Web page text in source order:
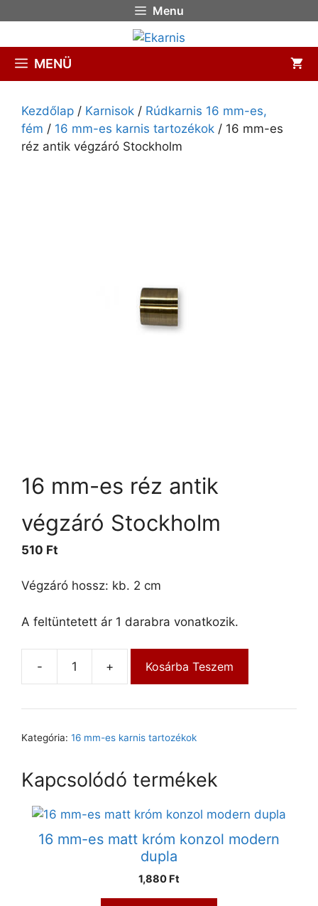
Menu
MENÜ
Kezdőlap / Karnisok / Rúdkarnis 16 mm-es,
fém / 16 mm-es karnis tartozékok / 16 mm-es
réz antik végzáró Stockholm
16 mm-es réz antik
végzáró Stockholm
510 Ft
Végzáró hossz: kb. 2 cm
A feltüntetett ár 1 darabra vonatkozik.
- + Kosárba Teszem
Kategória: 16 mm-es karnis tartozékok
Kapcsolódó termékek
16 mm-es matt króm konzol modern
dupla
1,880 Ft